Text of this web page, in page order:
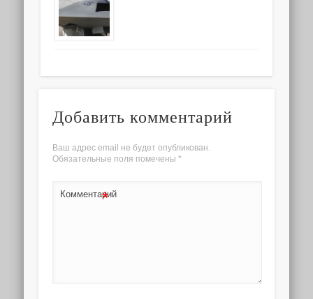
Добавить комментарий
Ваш адрес email не будет опубликован.
Обязательные поля помечены *
Комментарий
*